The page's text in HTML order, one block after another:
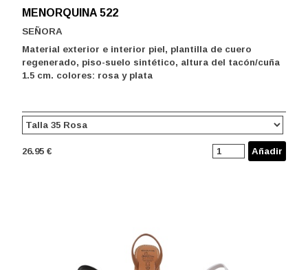
MENORQUINA 522
SEÑORA
Material exterior e interior piel, plantilla de cuero
regenerado, piso-suelo sintético, altura del tacón/cuña
1.5 cm. colores: rosa y plata
26.95 € Añadir